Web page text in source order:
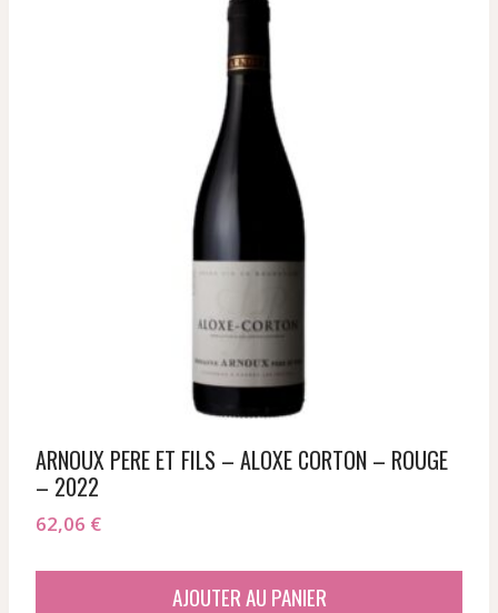
ARNOUX PERE ET FILS – ALOXE CORTON – ROUGE
– 2022
62,06 €
AJOUTER AU PANIER